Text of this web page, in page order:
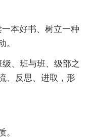
本好书、树立一种
。
、班与班、级部之
、反思、进取，形